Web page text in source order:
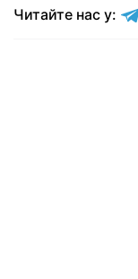
Читайте нас у: